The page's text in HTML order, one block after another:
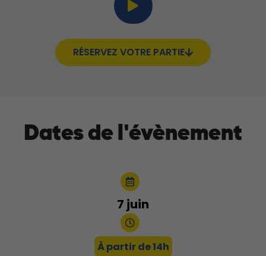
RÉSERVEZ VOTRE PARTIE
Dates de l'évènement
7 juin
À partir de 14h